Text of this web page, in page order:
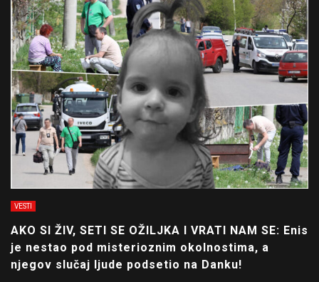
VESTI
AKO SI ŽIV, SETI SE OŽILJKA I VRATI NAM SE: Enis
je nestao pod misterioznim okolnostima, a
njegov slučaj ljude podsetio na Danku!